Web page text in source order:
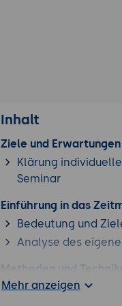
Inhalt
Ziele und
Klärung
Seminar
Einführung in das
Bedeutung und
Analyse des
Methoden und
Eisenhower-Prinzip
Mehr anzeigen